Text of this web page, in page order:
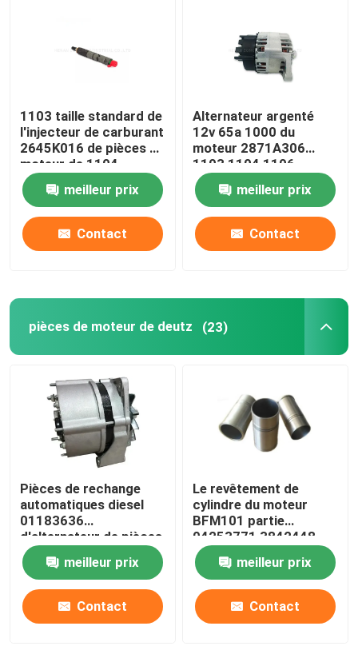
Alternateur diesel de générateur
Excavatrice Hydraulic Pump
kit de joint d'excavatrice
Pièce de rechange de chariot élévateur
1103 taille standard de
l'injecteur de carburant
2645K016 de pièces de
moteur de 1104
Perkins
meilleur prix
Contact
Alternateur argenté
12v 65a 1000 du
moteur 2871A306
1103 1104 1106
meilleur prix
Contact
pièces de moteur de deutz (23)
Pièces de rechange
automatiques diesel
01183636
d'alternateur de pièces
de moteur de FL413
Deutz meilleur prix
Contact
Le revêtement de
cylindre du moteur
BFM101 partie
04253771 3842448
04253772
meilleur prix
Contact